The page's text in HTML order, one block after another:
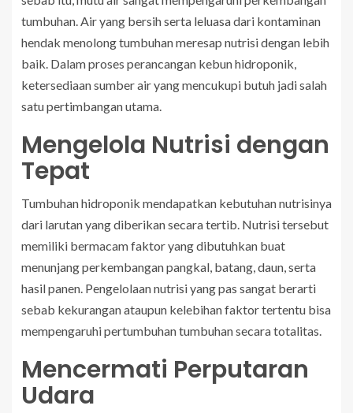
tumbuhan. Air yang bersih serta leluasa dari kontaminan
hendak menolong tumbuhan meresap nutrisi dengan lebih
baik. Dalam proses perancangan kebun hidroponik,
ketersediaan sumber air yang mencukupi butuh jadi salah
satu pertimbangan utama.
Mengelola Nutrisi dengan
Tepat
Tumbuhan hidroponik mendapatkan kebutuhan nutrisinya
dari larutan yang diberikan secara tertib. Nutrisi tersebut
memiliki bermacam faktor yang dibutuhkan buat
menunjang perkembangan pangkal, batang, daun, serta
hasil panen. Pengelolaan nutrisi yang pas sangat berarti
sebab kekurangan ataupun kelebihan faktor tertentu bisa
mempengaruhi pertumbuhan tumbuhan secara totalitas.
Mencermati Perputaran
Udara